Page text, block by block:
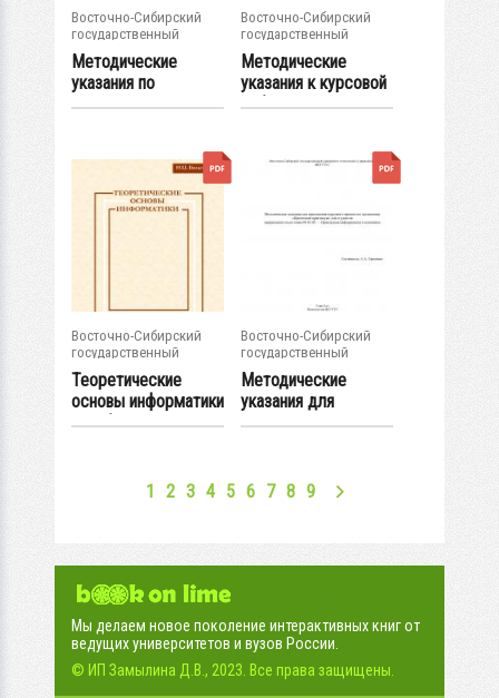
Восточно-Сибирский
государственный
университет...
Методические
указания по
прохождению...
Восточно-Сибирский
государственный
университет...
Методические
указания к курсовой
работе по...
Восточно-Сибирский
государственный
университет...
Теоретические
основы информатики
: учебно-...
Восточно-Сибирский
государственный
университет...
Методические
указания для
выполнения
1 2 3 4 5 6 7 8 9
Мы делаем новое поколение интерактивных книг от
ведущих университетов и вузов России.
© ИП Замылина Д.В., 2023. Все права защищены.